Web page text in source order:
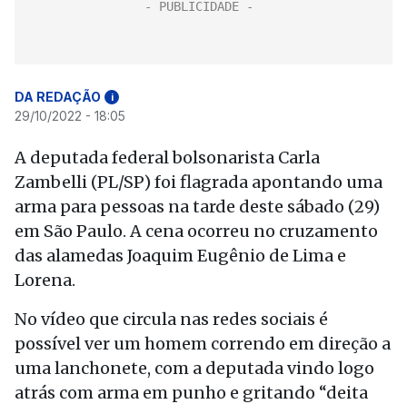
DA REDAÇÃO i
29/10/2022 - 18:05
A deputada federal bolsonarista Carla
Zambelli (PL/SP) foi flagrada apontando uma
arma para pessoas na tarde deste sábado (29)
em São Paulo. A cena ocorreu no cruzamento
das alamedas Joaquim Eugênio de Lima e
Lorena.
No vídeo que circula nas redes sociais é
possível ver um homem correndo em direção a
uma lanchonete, com a deputada vindo logo
atrás com arma em punho e gritando “deita